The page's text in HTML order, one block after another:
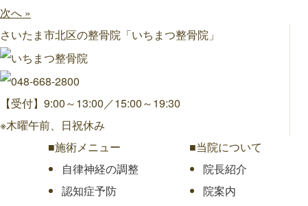
次へ »
さいたま市北区の整骨院「いちまつ整骨院」
【受付】9:00～13:00／15:00～19:30
※木曜午前、日祝休み
■施術メニュー
自律神経の調整
認知症予防
■当院について
院長紹介
院案内